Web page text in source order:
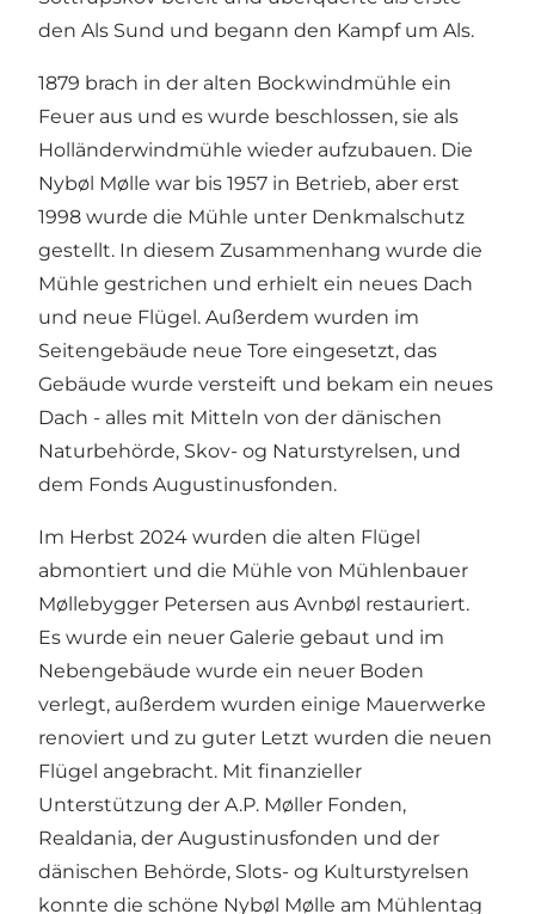
den Als Sund und begann den Kampf um Als.
1879 brach in der alten Bockwindmühle ein
Feuer aus und es wurde beschlossen, sie als
Holländerwindmühle wieder aufzubauen. Die
Nybøl Mølle war bis 1957 in Betrieb, aber erst
1998 wurde die Mühle unter Denkmalschutz
gestellt. In diesem Zusammenhang wurde die
Mühle gestrichen und erhielt ein neues Dach
und neue Flügel. Außerdem wurden im
Seitengebäude neue Tore eingesetzt, das
Gebäude wurde versteift und bekam ein neues
Dach - alles mit Mitteln von der dänischen
Naturbehörde, Skov- og Naturstyrelsen, und
dem Fonds Augustinusfonden.
Im Herbst 2024 wurden die alten Flügel
abmontiert und die Mühle von Mühlenbauer
Møllebygger Petersen aus Avnbøl restauriert.
Es wurde ein neuer Galerie gebaut und im
Nebengebäude wurde ein neuer Boden
verlegt, außerdem wurden einige Mauerwerke
renoviert und zu guter Letzt wurden die neuen
Flügel angebracht. Mit finanzieller
Unterstützung der A.P. Møller Fonden,
Realdania, der Augustinusfonden und der
dänischen Behörde, Slots- og Kulturstyrelsen
konnte die schöne Nybøl Mølle am Mühlentag